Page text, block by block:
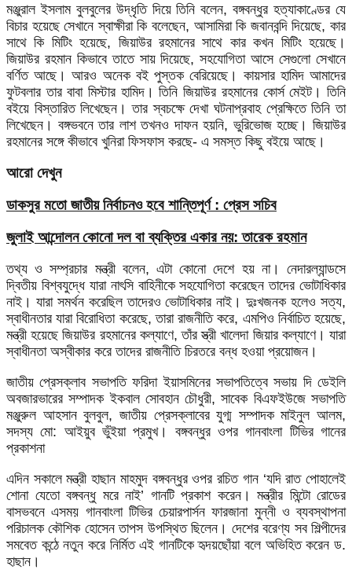
মঞ্জুরাল ইসলাম বুলবুলের উদ্ধৃতি দিয়ে তিনি বলেন, বঙ্গবন্ধুর হত্যাকাণ্ডের যে
বিচার হয়েছে সেখানে স্বাক্ষীরা কি বলেছেন, আসামিরা কি জবানবন্দি দিয়েছে, কার
সাথে কি মিটিং হয়েছে, জিয়াউর রহমানের সাথে কার কখন মিটিং হয়েছে।
জিয়াউর রহমান কিভাবে তাতে সায় দিয়েছে, সহযোগিতা আসে সেগুলো সেখানে
বর্ণিত আছে। আরও অনেক বই পুস্তক বেরিয়েছে। কায়সার হামিদ আমাদের
ফুটবলার তার বাবা মিস্টার হামিদ। তিনি জিয়াউর রহমানের কোর্স মেইট। তিনি
বইয়ে বিস্তারিত লিখেছেন। তার স্বচক্ষে দেখা ঘটনাপ্রবাহ প্রেক্ষিতে তিনি তা
লিখেছেন। বঙ্গভবনে তার লাশ তখনও দাফন হয়নি, ভুরিভোজ হচ্ছে। জিয়াউর
রহমানের সঙ্গে কীভাবে খুনিরা ফিসফাস করছে- এ সমস্ত কিছু বইয়ে আছে।
আরো দেখুন
ডাকসুর মতো জাতীয় নির্বাচনও হবে শান্তিপূর্ণ : প্রেস সচিব
জুলাই আন্দোলন কোনো দল বা ব্যক্তির একার নয়: তারেক রহমান
তথ্য ও সম্প্রচার মন্ত্রী বলেন, এটা কোনো দেশে হয় না। নেদারল্যান্ডসে
দ্বিতীয় বিশ্বযুদ্ধে যারা নাৎসি বাহিনীকে সহযোগিতা করেছেন তাদের ভোটাধিকার
নাই। যারা সমর্থন করেছিল তাদেরও ভোটাধিকার নাই। দুঃখজনক হলেও সত্য,
স্বাধীনতার যারা বিরোধিতা করেছে, তারা রাজনীতি করে, এমপিও নির্বাচিত হয়েছে,
মন্ত্রী হয়েছে জিয়াউর রহমানের কল্যাণে, তাঁর স্ত্রী খালেদা জিয়ার কল্যাণে। যারা
স্বাধীনতা অস্বীকার করে তাদের রাজনীতি চিরতরে বন্ধ হওয়া প্রয়োজন।
জাতীয় প্রেসক্লাব সভাপতি ফরিদা ইয়াসমিনের সভাপতিত্বে সভায় দি ডেইলি
অবজারভারের সম্পাদক ইকবাল সোবহান চৌধুরী, সাবেক বিএফইউজে সভাপতি
মঞ্জুরুল আহসান বুলবুল, জাতীয় প্রেসক্লাবের যুগ্ম সম্পাদক মাইনুল আলম,
সদস্য মো: আইয়ুব ভুঁইয়া প্রমুখ। বঙ্গবন্ধুর ওপর গানবাংলা টিভির গানের
প্রকাশনা
এদিন সকালে মন্ত্রী হাছান মাহমুদ বঙ্গবন্ধুর ওপর রচিত গান ‘যদি রাত পোহালেই
শোনা যেতো বঙ্গবন্ধু মরে নাই’ গানটি প্রকাশ করেন। মন্ত্রীর মিন্টো রোডের
বাসভবনে এসময় গানবাংলা টিভির চেয়ারপার্সন ফারজানা মুন্নী ও ব্যবস্থাপনা
পরিচালক কৌশিক হোসেন তাপস উপস্থিত ছিলেন। দেশের বরেণ্য সব শিল্পীদের
সমবেত কন্ঠে নতুন করে নির্মিত এই গানটিকে হৃদয়ছোঁয়া বলে অভিহিত করেন ড.
হাছান।